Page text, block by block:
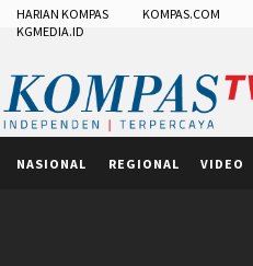
HARIAN KOMPAS KOMPAS.COM
KGMEDIA.ID
NASIONAL REGIONAL VIDEO